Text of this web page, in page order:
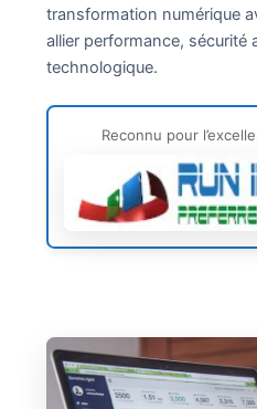
transformation numérique
allier performance, sécurité
technologique.
Reconnu pour